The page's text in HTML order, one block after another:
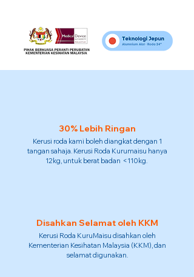
30% Lebih Ringan
Kerusi roda kami boleh diangkat dengan 1
tangan sahaja. Kerusi Roda Kurumaisu hanya
12kg, untuk berat badan <110kg.
Disahkan Selamat oleh KKM
Kerusi Roda KuruMaisu disahkan oleh
Kementerian Kesihatan Malaysia (KKM), dan
selamat digunakan.